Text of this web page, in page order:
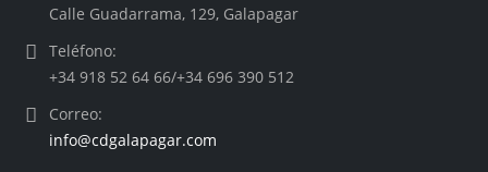
Calle Guadarrama, 129, Galapagar
Teléfono:
+34 918 52 64 66/+34 696 390 512
Correo:
info@cdgalapagar.com